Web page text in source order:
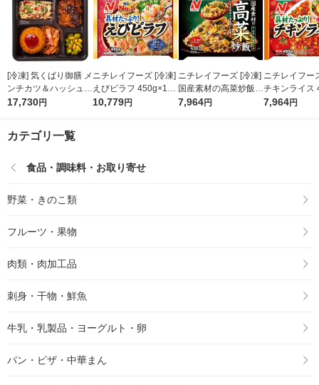
[冷凍] 気くばり御膳 メ
ンチカツ＆ハッシュド
ビーフプレート 240g
個)（直送品）
17,730円
ニチレイフーズ [冷凍]
えびピラフ 450g×12
袋 4902130129940 1
10,779円
ニチレイフーズ [冷凍]
国産素材の高菜炒飯 4
30g×12袋 490213010
7,964円
ニチレイフー
チキンライス
2袋
7,964円
カテゴリ一覧
食品・調味料・お取り寄せ
野菜・きのこ類
フルーツ・果物
肉類・肉加工品
刺身・干物・鮮魚
牛乳・乳製品・ヨーグルト・卵
パン・ピザ・中華まん